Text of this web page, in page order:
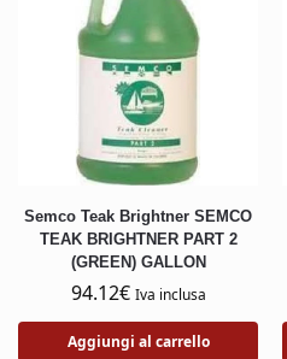
Semco Teak Brightner SEMCO
TEAK BRIGHTNER PART 2
(GREEN) GALLON
94.12€ Iva inclusa
Aggiungi al carrello